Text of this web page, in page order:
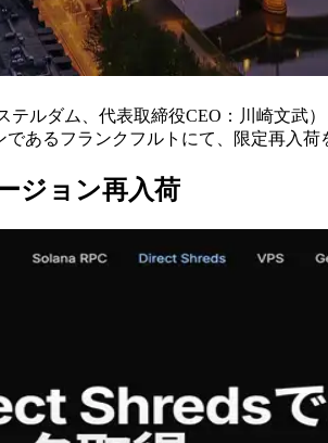
ルダム、代表取締役CEO：川崎文武
であるフランクフルトにて、限定再入荷
ジョン再入荷